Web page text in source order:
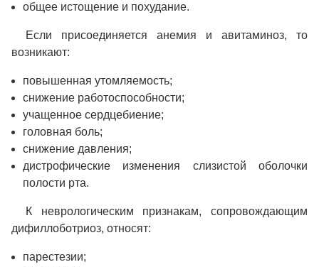
общее истощение и похудание.
Если присоединяется анемия и авитаминоз, то
возникают:
повышенная утомляемость;
снижение работоспособности;
учащенное сердцебиение;
головная боль;
снижение давления;
дистрофические изменения слизистой оболочки
полости рта.
К неврологическим признакам, сопровождающим
дифиллоботриоз, относят:
парестезии;